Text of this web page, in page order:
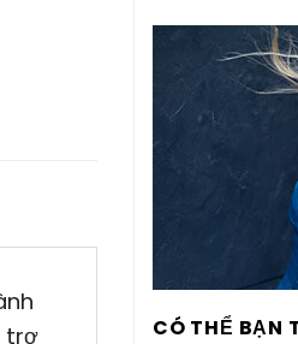
CÓ THỂ BẠN
trợ